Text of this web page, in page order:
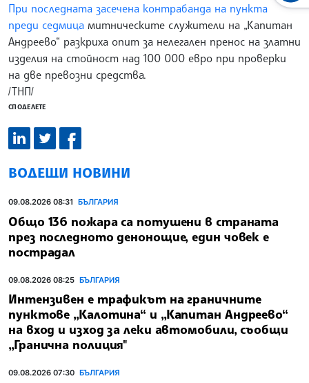
При последната засечена контрабанда на пункта
преди седмица митническите служители на „Капитан
Андреево“ разкриха опит за нелегален пренос на златни
изделия на стойност над 100 000 евро при проверки
на две превозни средства.
/ТНП/
СПОДЕЛЕТЕ
ВОДЕЩИ НОВИНИ
09.08.2026 08:31 БЪЛГАРИЯ
Общо 136 пожара са потушени в страната
през последното денонощие, един човек е
пострадал
09.08.2026 08:25 БЪЛГАРИЯ
Интензивен е трафикът на граничните
пунктове „Калотина“ и „Капитан Андреево“
на вход и изход за леки автомобили, съобщи
„Гранична полиция"
09.08.2026 07:30 БЪЛГАРИЯ